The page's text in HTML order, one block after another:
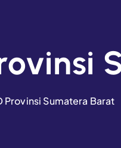
Provinsi Sumatera Barat